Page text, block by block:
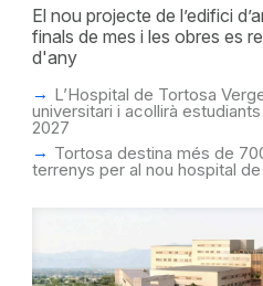
El nou projecte de l’edifici
finals de mes i les obres es
d'any
L’Hospital de Tortosa
universitari i acollirà
2027
Tortosa destina més de
terrenys per al nou hospital